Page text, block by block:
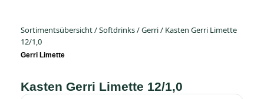
Sortimentsübersicht/Softdrinks/Gerri/ Kasten Gerri Limette
12/1,0
Gerri Limette
Kasten Gerri Limette 12/1,0